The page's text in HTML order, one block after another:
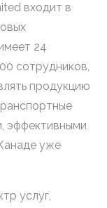
входит в
24
сотрудников,
продукцию
эффективными
уже
услуг,